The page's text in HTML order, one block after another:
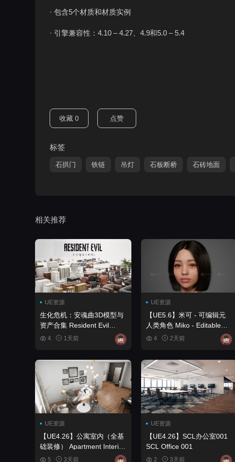
· 包含5个材质和材质实例
· 引擎兼容性：4.10 – 4.27、4.9和5.0 – 5.4
收藏 0 点赞
标签
石拱门 铁链 吊灯 石板断桥 石砖地面
相关推荐
UE资源
生化危机：安魂曲3D模型与
资产合集 Resident Evil
Requiem 3D Models and
4 1天前
UE资源
【UE5.6】米可 - 可编辑元
人类角色 Miko - Editable
MetaHuman Character
4 2天前
UE资源
【UE4.26】公寓室内（全基
础装修） Apartment Interior
(Fully basic-furnished)
5 3天前
UE资源
【UE4.26】SCL办公室001
SCL Office 001
2 3天前